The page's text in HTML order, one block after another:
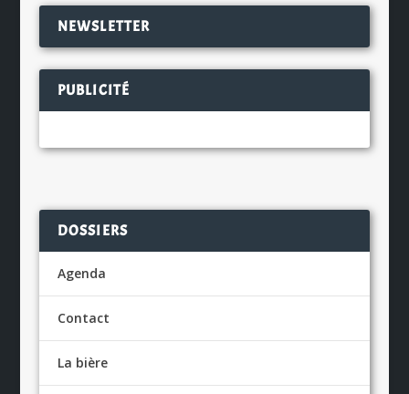
NEWSLETTER
PUBLICITÉ
DOSSIERS
Agenda
Contact
La bière